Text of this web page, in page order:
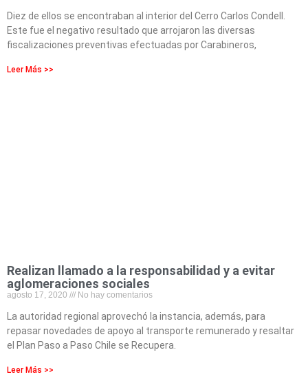
Diez de ellos se encontraban al interior del Cerro Carlos Condell.
Este fue el negativo resultado que arrojaron las diversas
fiscalizaciones preventivas efectuadas por Carabineros,
Leer Más >>
Realizan llamado a la responsabilidad y a evitar
aglomeraciones sociales
agosto 17, 2020 No hay comentarios
La autoridad regional aprovechó la instancia, además, para
repasar novedades de apoyo al transporte remunerado y resaltar
el Plan Paso a Paso Chile se Recupera.
Leer Más >>